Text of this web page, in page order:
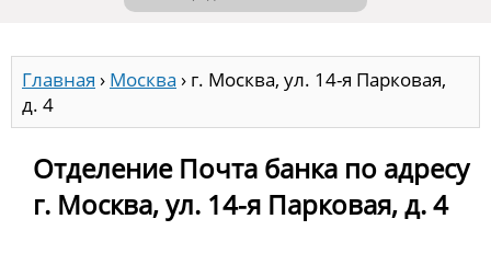
Главная › Москва › г. Москва, ул. 14-я Парковая,
д. 4
Отделение Почта банка по адресу
г. Москва, ул. 14-я Парковая, д. 4